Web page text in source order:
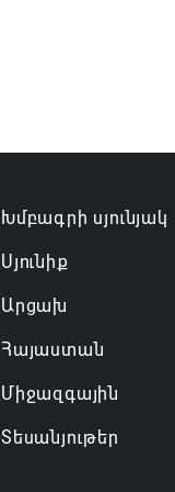
Խմբագրի սյունյակ
Սյունիք
Արցախ
Հայաստան
Միջազգային
Տեսանյութեր